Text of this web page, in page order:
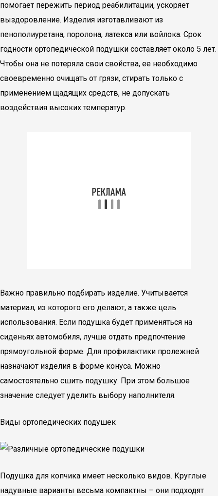
помогает пережить период реабилитации, ускоряет
выздоровление. Изделия изготавливают из
пенополиуретана, поролона, латекса или войлока. Срок
годности ортопедической подушки составляет около 5 лет.
Чтобы она не потеряла свои свойства, ее необходимо
своевременно очищать от грязи, стирать только с
применением щадящих средств, не допускать
воздействия высоких температур.
Важно правильно подбирать изделие. Учитывается
материал, из которого его делают, а также цель
использования. Если подушка будет применяться на
сиденьях автомобиля, лучше отдать предпочтение
прямоугольной форме. Для профилактики пролежней
назначают изделия в форме конуса. Можно
самостоятельно сшить подушку. При этом большое
значение следует уделить выбору наполнителя.
Виды ортопедических подушек
Подушка для копчика имеет несколько видов. Круглые
надувные варианты весьма компактны – они подходят